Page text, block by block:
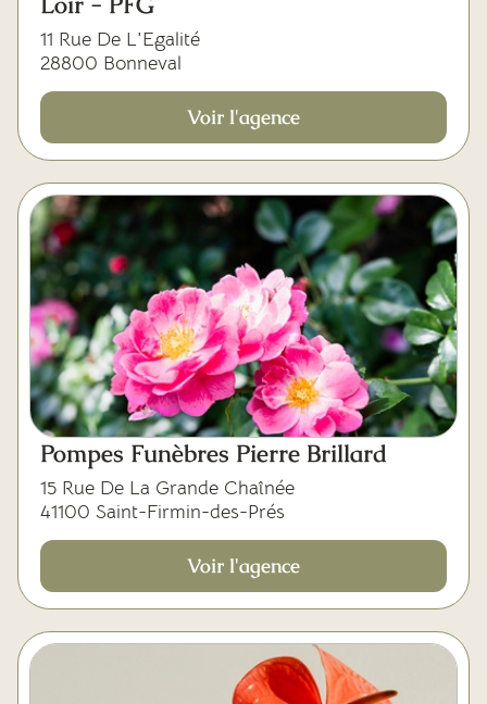
11 Rue De L'Egalité
28800 Bonneval
Voir l'agence
Pompes Funèbres Pierre Brillard
15 Rue De La Grande Chaînée
41100 Saint-Firmin-des-Prés
Voir l'agence